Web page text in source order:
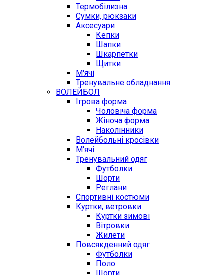
Термобілизна
Сумки, рюкзаки
Аксесуари
Кепки
Шапки
Шкарпетки
Щитки
М'ячі
Тренувальне обладнання
ВОЛЕЙБОЛ
Ігрова форма
Чоловіча форма
Жіноча форма
Наколінники
Волейбольні кросівки
М'ячі
Тренувальний одяг
Футболки
Шорти
Реглани
Спортивні костюми
Куртки, ветровки
Куртки зимові
Вітровки
Жилети
Повсякденний одяг
Футболки
Поло